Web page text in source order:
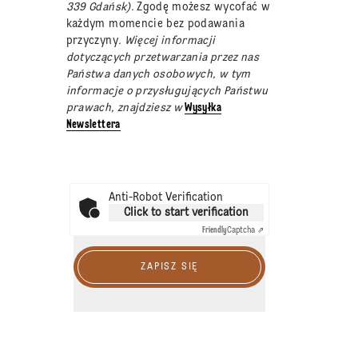
339 Gdańsk).Zgodę możesz wycofać w
każdym momencie bez podawania
przyczyny. Więcej informacji
dotyczących przetwarzania przez nas
Państwa danych osobowych, w tym
informacje o przysługujących Państwu
prawach, znajdziesz wWysyłka
Newslettera
Anti-Robot Verification
Click to start verification
FriendlyCaptcha ⇗
ZAPISZ SIĘ